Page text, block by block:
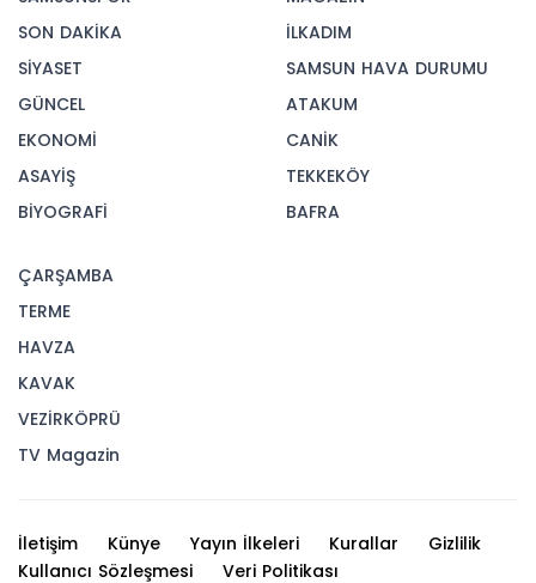
SON DAKİKA
SİYASET
GÜNCEL
EKONOMİ
ASAYİŞ
BİYOGRAFİ
İLKADIM
SAMSUN HAVA DURUMU
ATAKUM
CANİK
TEKKEKÖY
BAFRA
ÇARŞAMBA
TERME
HAVZA
KAVAK
VEZİRKÖPRÜ
TV Magazin
İletişim Künye Yayın İlkeleri Kurallar
Gizlilik
Kullanıcı Sözleşmesi
Veri Politikası